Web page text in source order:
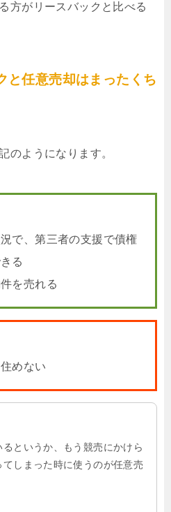
方がリースバックと比べる
と任意売却はまったくち
のようになります。
で、第三者の支援で債権
る
を売れる
めない
るというか、もう競売にかけら
てしまった時に使うのが任意売